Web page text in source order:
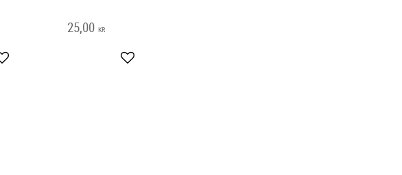
Lägg till i favoriter
25,00 KR
Lägg till i favoriter